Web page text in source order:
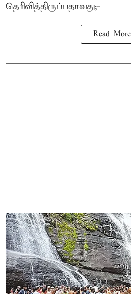
தெரிவித்திருப்பதாவது;-
Read More